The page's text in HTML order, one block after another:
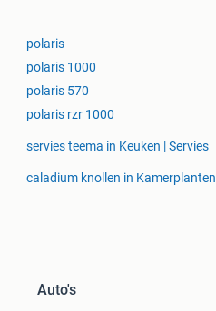
polaris
polaris 1000
polaris 570
polaris rzr 1000
servies teema in Keuken | Servies
caladium knollen in Kamerplanten
Auto's